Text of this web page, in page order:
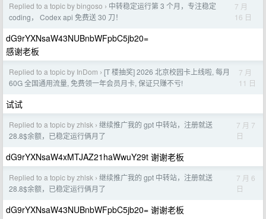
Replied to a topic by bingoso › 中转稳定运行第 3 个月，专注稳定
coding， Codex api 免费送 30 刀！
7 月
16 日
dG9rYXNsaW43NUBnbWFpbC5jb20=
感谢老板
Replied to a topic by InDom › [T 楼抽奖] 2026 北京校园卡上线啦, 每月
60G 全国通用流量, 免费领一年会员月卡, 保证只赚不亏!
7 月
11 日
试试
Replied to a topic by zhlsk › 继续推广我的 gpt 中转站，注册就送
28.8$余额，已稳定运行俩月了
7 月 7
日
dG9rYXNsaW4xMTJAZ21haWwuY29t 谢谢老板
Replied to a topic by zhlsk › 继续推广我的 gpt 中转站，注册就送
28.8$余额，已稳定运行俩月了
7 月 6
日
dG9rYXNsaW43NUBnbWFpbC5jb20= 谢谢老板